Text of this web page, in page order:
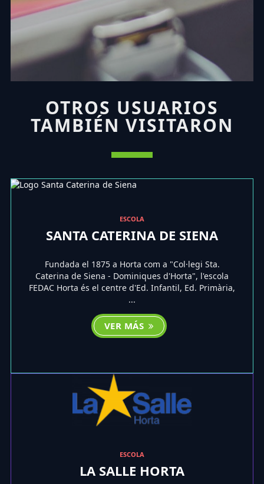
OTROS USUARIOS
TAMBIÉN VISITARON
ESCOLA
SANTA CATERINA DE SIENA
Fundada el 1875 a Horta com a "Col·legi Sta.
Caterina de Siena - Dominiques d'Horta", l'escola
FEDAC Horta és el centre d'Ed. Infantil, Ed. Primària,
...
VER MÁS
ESCOLA
LA SALLE HORTA